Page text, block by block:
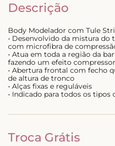
Descrição
Body Modelador com Tule
• Desenvolvido da mistura do
com microfibra de
• Atua em toda a região da
fazendo um efeito compressor
• Abertura frontal com fecho
de altura de tronco
• Alças fixas e reguláveis
• Indicado para todos os tipos
Troca Grátis